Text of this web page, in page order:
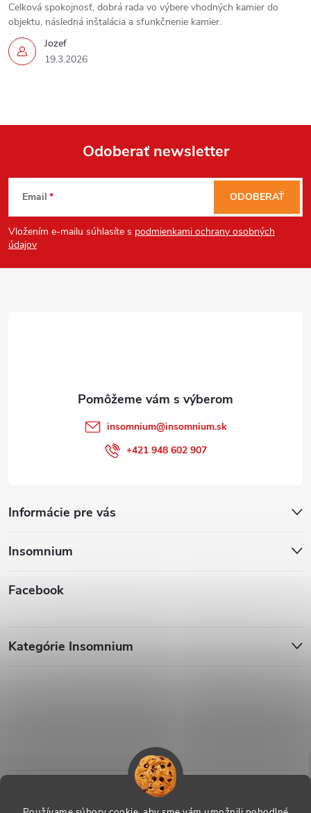
Jozef
19.3.2026
Celková spokojnosť, dobrá rada vo výbere vhodných kamier do
objektu, následná inštalácia a sfunkčnenie kamier.
Z
á
p
Odoberať newsletter
Email
Vložením e-mailu súhlasíte s podmienkami ochrany osobných
údajov
ODOBERAŤ
Informácie pre vás
Insomnium
Facebook
insomnium@insomnium.sk
+421 948 602 907
Kategórie Insomnium